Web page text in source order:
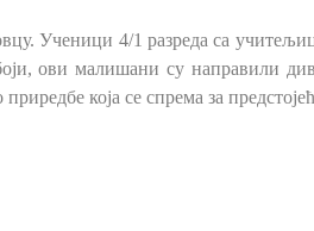
Ученици 4/1 разреда са
ови малишани су направили
која се спрема за